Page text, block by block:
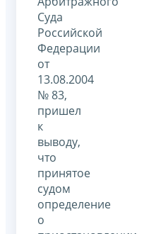
Суда
Российской
Федерации
от
13.08.2004
№ 83,
пришел
к
выводу,
что
принятое
судом
определение
о